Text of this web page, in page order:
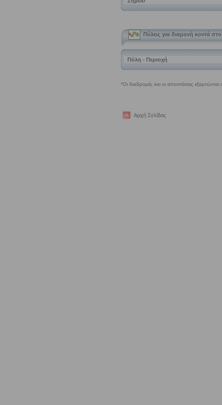
Αρχή Σελίδας